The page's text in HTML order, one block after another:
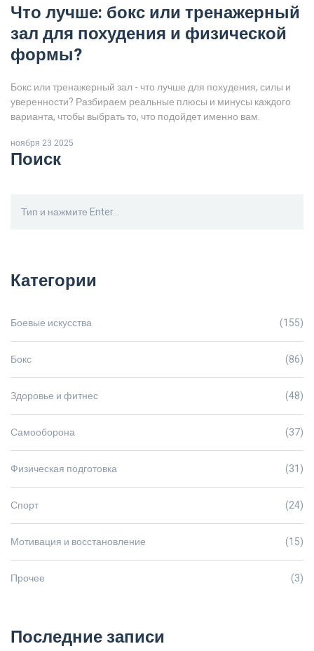
Что лучше: бокс или тренажерный
зал для похудения и физической
формы?
Бокс или тренажерный зал - что лучше для похудения, силы и
уверенности? Разбираем реальные плюсы и минусы каждого
варианта, чтобы выбрать то, что подойдет именно вам.
ноября 23 2025
Поиск
Категории
Боевые искусства (155)
Бокс (86)
Здоровье и фитнес (48)
Самооборона (37)
Физическая подготовка (31)
Спорт (24)
Мотивация и восстановление (15)
Прочее (3)
Последние записи